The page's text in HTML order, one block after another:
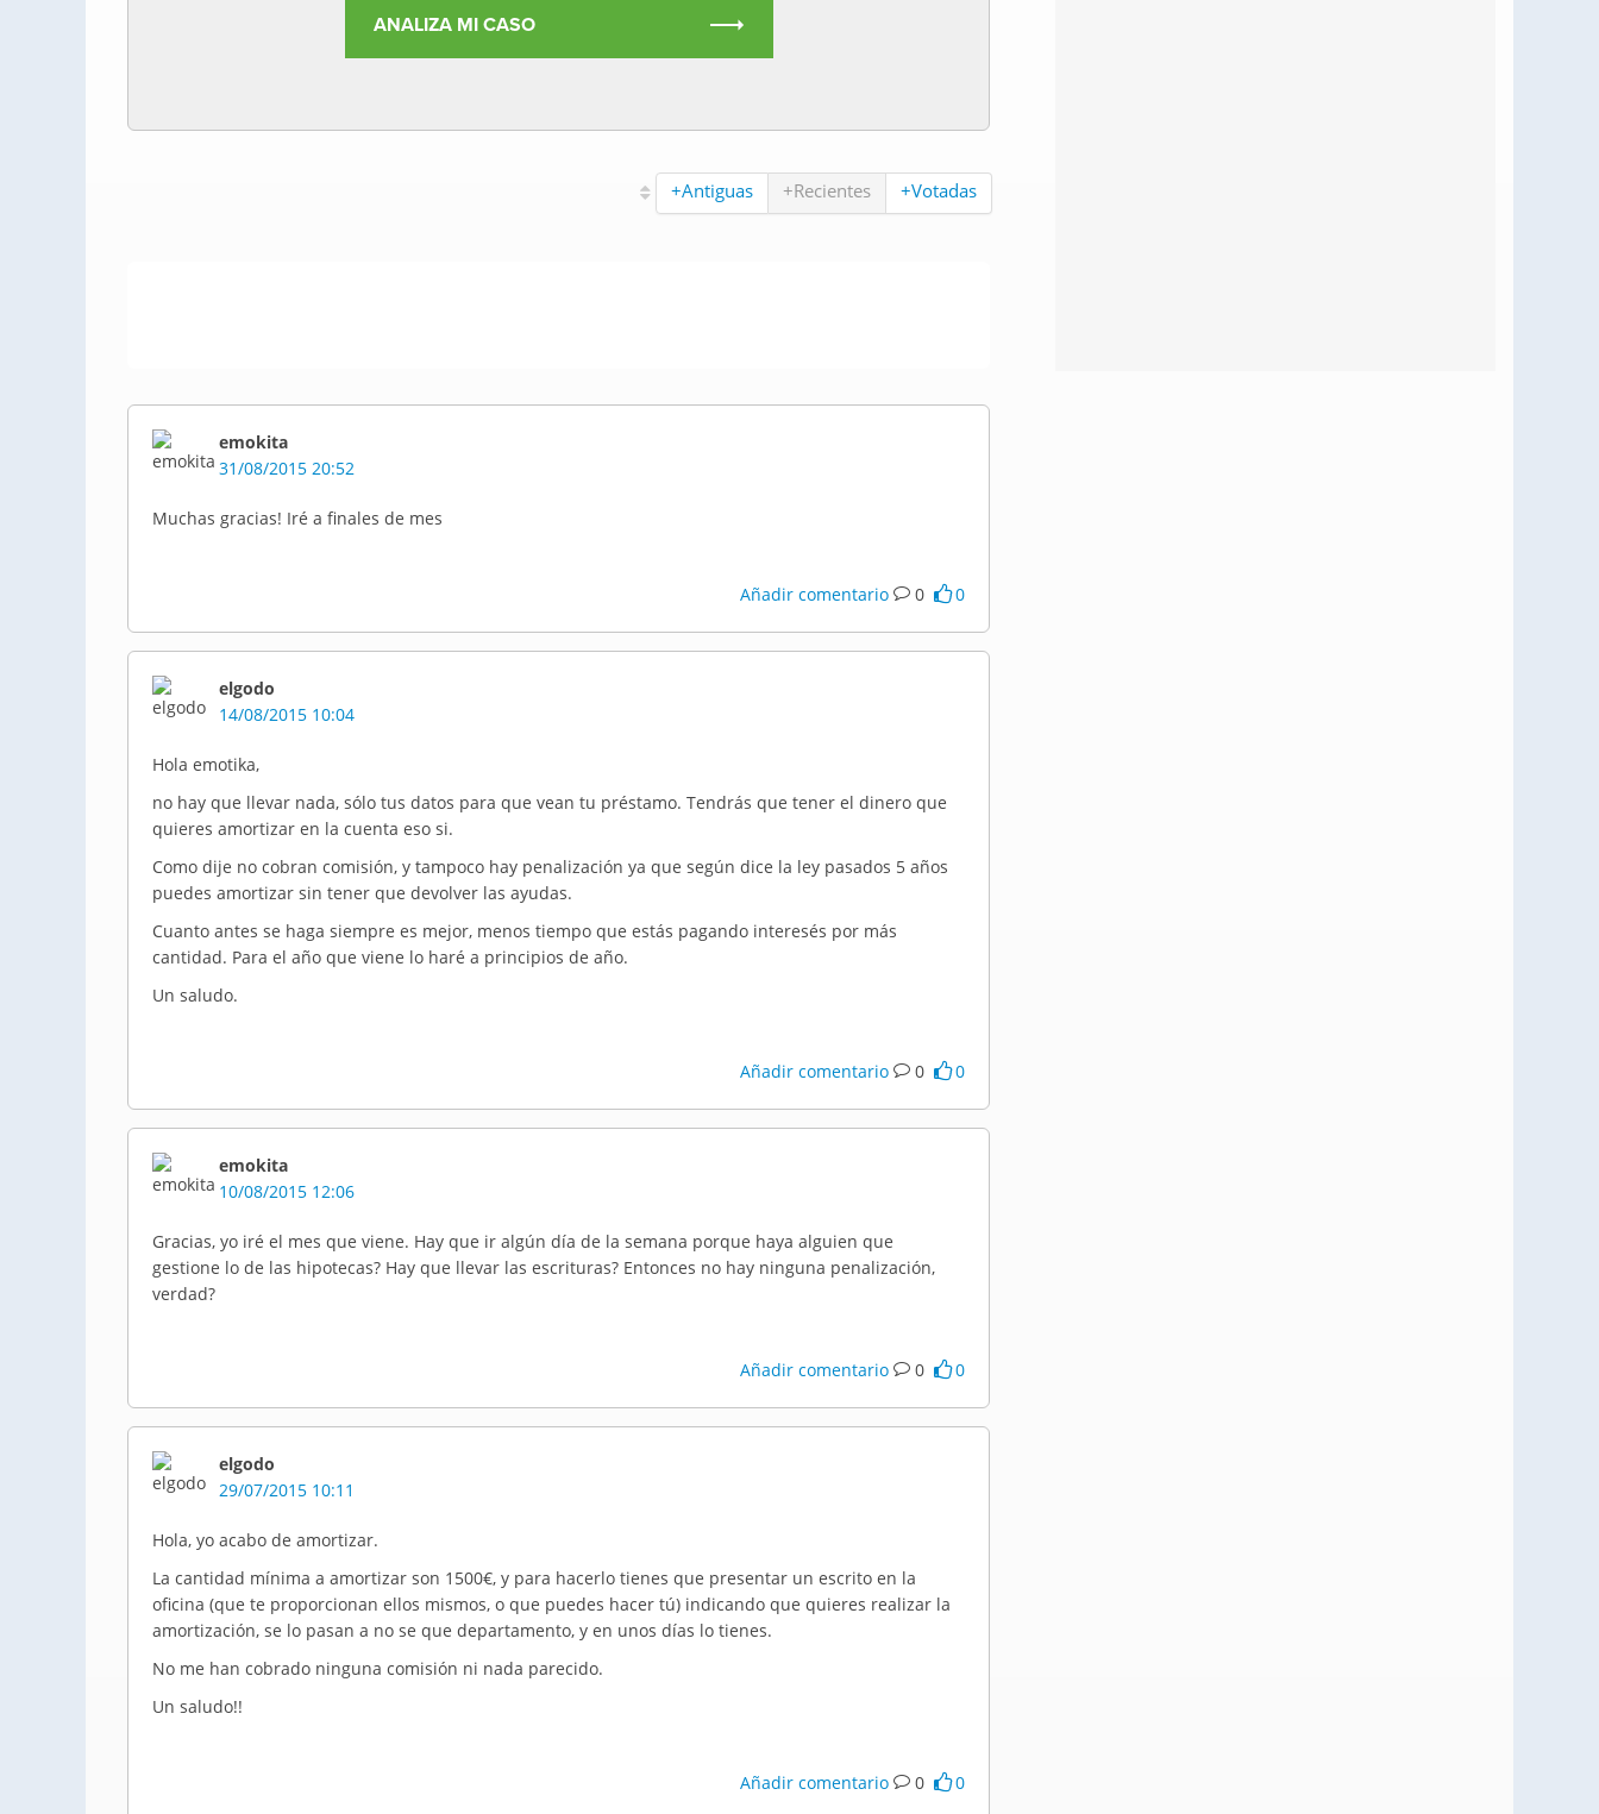
ANALIZA MI CASO
+Antiguas +Recientes +Votadas
emokita
31/08/2015 20:52
Muchas gracias! Iré a finales de mes
Añadir comentario 0 0
elgodo
14/08/2015 10:04
Hola emotika,
no hay que llevar nada, sólo tus datos para que vean tu préstamo. Tendrás que tener el dinero que
quieres amortizar en la cuenta eso si.
Como dije no cobran comisión, y tampoco hay penalización ya que según dice la ley pasados 5 años
puedes amortizar sin tener que devolver las ayudas.
Cuanto antes se haga siempre es mejor, menos tiempo que estás pagando interesés por más
cantidad. Para el año que viene lo haré a principios de año.
Un saludo.
Añadir comentario 0 0
emokita
10/08/2015 12:06
Gracias, yo iré el mes que viene. Hay que ir algún día de la semana porque haya alguien que
gestione lo de las hipotecas? Hay que llevar las escrituras? Entonces no hay ninguna penalización,
verdad?
Añadir comentario 0 0
elgodo
29/07/2015 10:11
Hola, yo acabo de amortizar.
La cantidad mínima a amortizar son 1500€, y para hacerlo tienes que presentar un escrito en la
oficina (que te proporcionan ellos mismos, o que puedes hacer tú) indicando que quieres realizar la
amortización, se lo pasan a no se que departamento, y en unos días lo tienes.
No me han cobrado ninguna comisión ni nada parecido.
Un saludo!!
Añadir comentario 0 0